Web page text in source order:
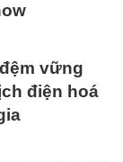
vững
điện hoá